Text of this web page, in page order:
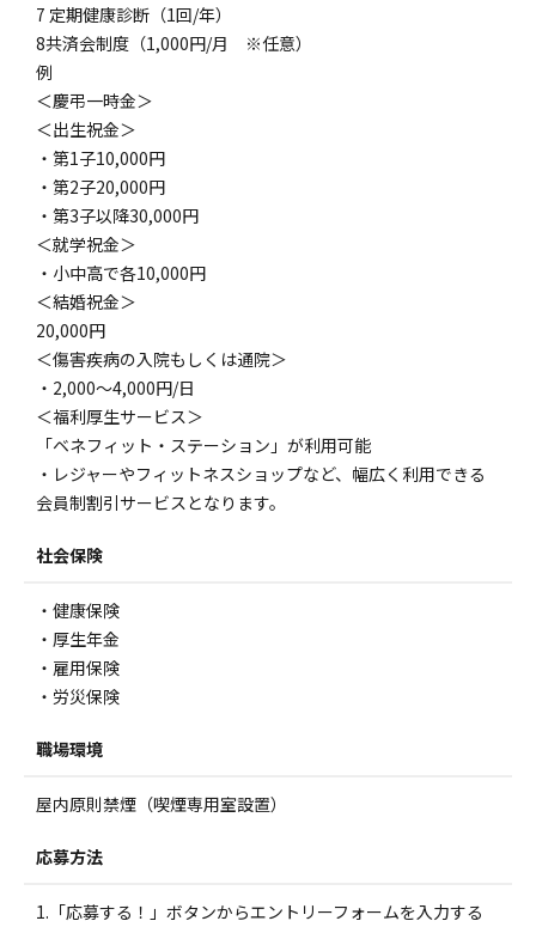
7 定期健康診断（1回/年）
8共済会制度（1,000円/月 ※任意）
例
＜慶弔一時金＞
＜出生祝金＞
・第1子10,000円
・第2子20,000円
・第3子以降30,000円
＜就学祝金＞
・小中高で各10,000円
＜結婚祝金＞
20,000円
＜傷害疾病の入院もしくは通院＞
・2,000〜4,000円/日
＜福利厚生サービス＞
「ベネフィット・ステーション」が利用可能
・レジャーやフィットネスショップなど、幅広く利用できる
会員制割引サービスとなります。
社会保険
・健康保険
・厚生年金
・雇用保険
・労災保険
職場環境
屋内原則禁煙（喫煙専用室設置）
応募方法
1.「応募する！」ボタンからエントリーフォームを入力する